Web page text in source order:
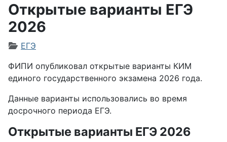
Открытые варианты ЕГЭ
2026
Информация о материале
ЕГЭ
ФИПИ опубликовал открытые варианты КИМ
единого государственного экзамена 2026 года.
Данные варианты использовались во время
досрочного периода ЕГЭ.
Открытые варианты ЕГЭ 2026